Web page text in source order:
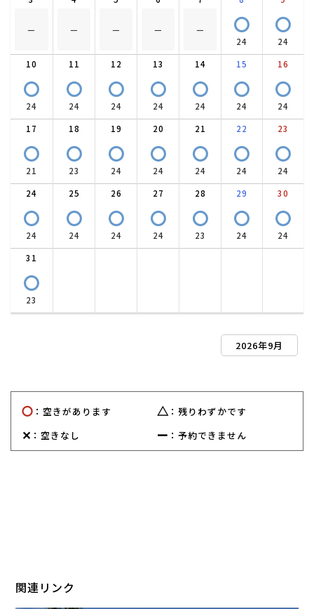
－ － － － － 〇
24
〇
24
10
〇
24
11
〇
24
12
〇
24
13
〇
24
14
〇
24
15
〇
24
16
〇
24
17
〇
21
18
〇
23
19
〇
24
20
〇
24
21
〇
24
22
〇
24
23
〇
24
24
〇
24
25
〇
24
26
〇
24
27
〇
24
28
〇
23
29
〇
24
30
〇
24
31
〇
23
2026年9月
〇 ：空きがあります △ ：残りわずかです
✕ ：空きなし ー ：予約できません
関連リンク